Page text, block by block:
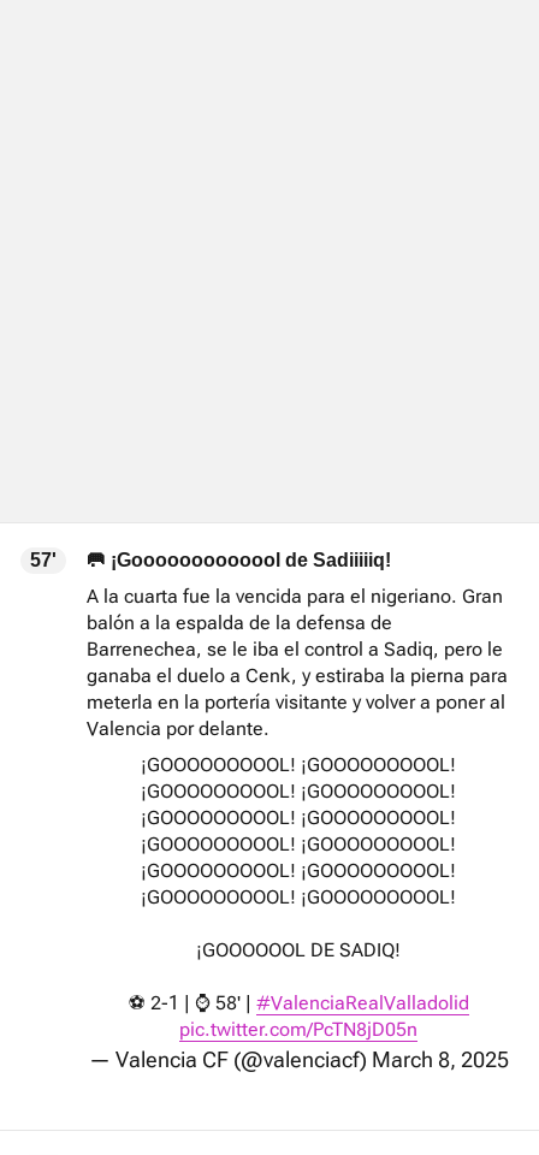
57' 🥅 ¡Gooooooooooool de Sadiiiiiq!
A la cuarta fue la vencida para el nigeriano. Gran
balón a la espalda de la defensa de
Barrenechea, se le iba el control a Sadiq, pero le
ganaba el duelo a Cenk, y estiraba la pierna para
meterla en la portería visitante y volver a poner al
Valencia por delante.
¡GOOOOOOOOOL! ¡GOOOOOOOOOL!
¡GOOOOOOOOOL! ¡GOOOOOOOOOL!
¡GOOOOOOOOOL! ¡GOOOOOOOOOL!
¡GOOOOOOOOOL! ¡GOOOOOOOOOL!
¡GOOOOOOOOOL! ¡GOOOOOOOOOL!
¡GOOOOOOOOOL! ¡GOOOOOOOOOL!
¡GOOOOOOL DE SADIQ!
⚽ 2-1 | ⌚ 58' | #ValenciaRealValladolid
pic.twitter.com/PcTN8jD05n
— Valencia CF (@valenciacf) March 8, 2025